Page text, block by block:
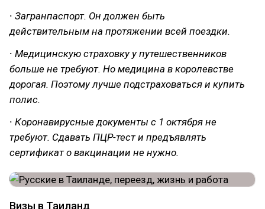
· Загранпаспорт. Он должен быть
действительным на протяжении всей поездки.
· Медицинскую страховку у путешественников
больше не требуют. Но медицина в королевстве
дорогая. Поэтому лучше подстраховаться и купить
полис.
· Коронавирусные документы c 1 октября не
требуют. Сдавать ПЦР-тест и предъявлять
сертификат о вакцинации не нужно.
Визы в Таиланд